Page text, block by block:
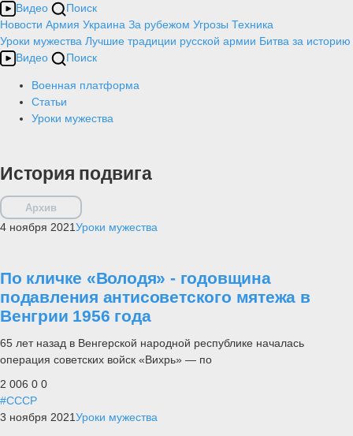
Видео
Поиск
Новости Армия Украина За рубежом Угрозы Техника
Уроки мужества Лучшие традиции русской армии Битва за историю
Видео
Поиск
Военная платформа
Статьи
Уроки мужества
История подвига
Архив
4 ноября 2021Уроки мужества
По кличке «Володя» - годовщина
подавления антисоветского мятежа в
Венгрии 1956 года
65 лет назад в Венгерской народной республике началась
операция советских войск «Вихрь» — по
2 006 0 0
#СССР
3 ноября 2021Уроки мужества